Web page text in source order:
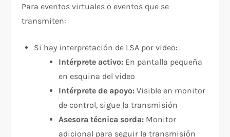
Para eventos virtuales o eventos que se
transmiten:​
Si hay interpretación de LSA por video:
Intérprete activo: En pantalla pequeña
en esquina del video
Intérprete de apoyo: Visible en monitor
de control, sigue la transmisión
Asesora técnica sorda: Monitor
adicional para seguir la transmisión